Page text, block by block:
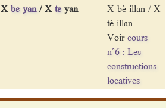
X bɛ yan/ X tɛyan
X bè illan / X
tè illan
Voircours
n°6 : Les
constructions
locatives